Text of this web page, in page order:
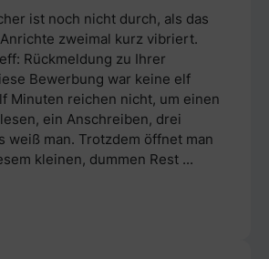
ist noch nicht durch, als das
zweimal kurz vibriert.
Rückmeldung zu Ihrer
Bewerbung war keine elf
Minuten reichen nicht, um einen
ein Anschreiben, drei
weiß man. Trotzdem öffnet man
kleinen, dummen Rest ...